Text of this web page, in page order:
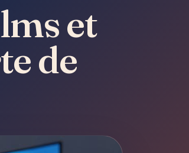
et
de